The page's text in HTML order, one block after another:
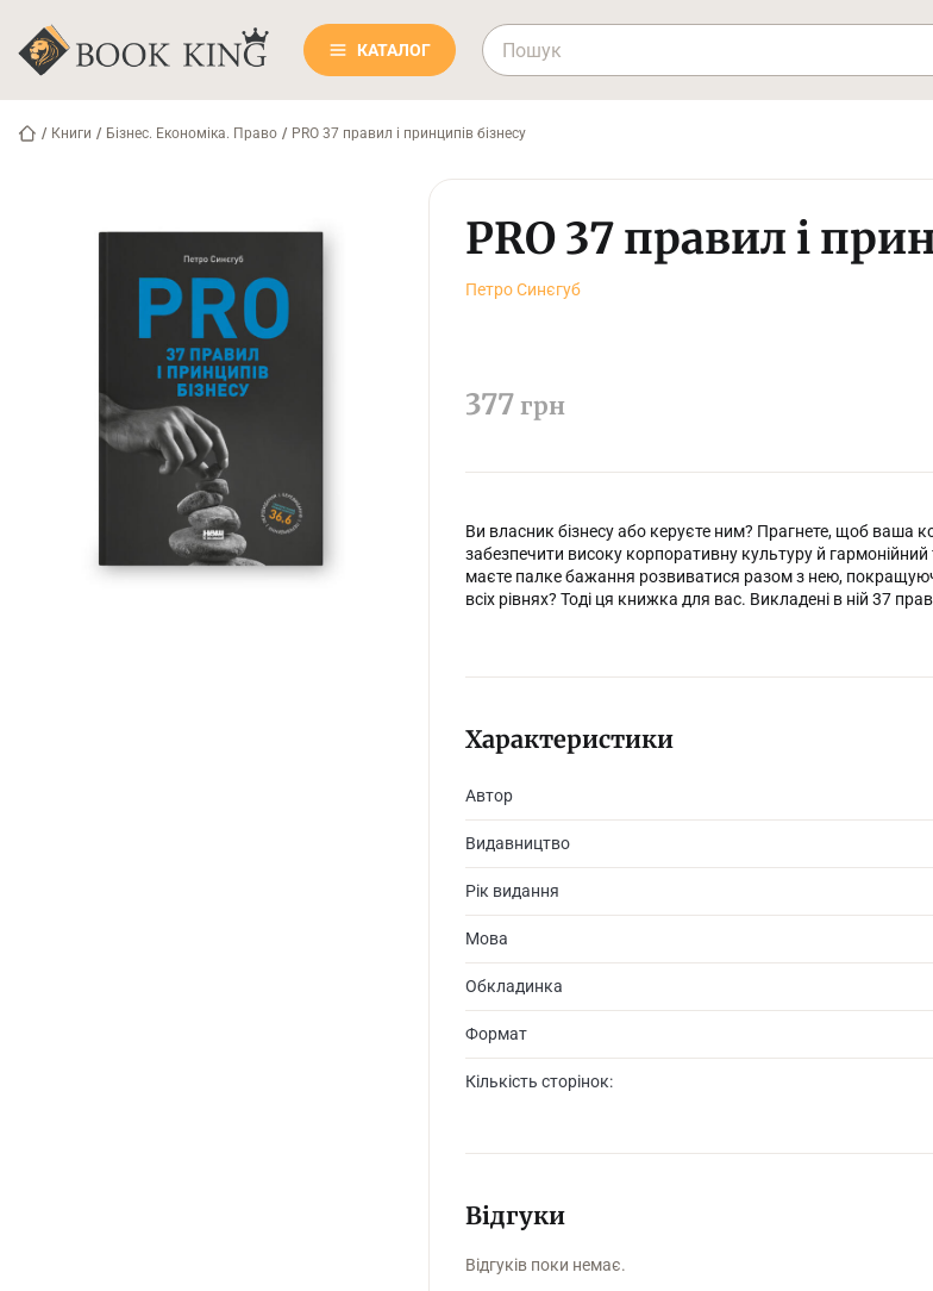
КАТАЛОГ
/ Книги / Бізнес. Економіка. Право / PRO 37 правил і принципів бізнесу
PRO 37 правил і
Петро Синєгуб
377 грн
Ви власник бізнесу або керуєте ним? Прагнете, щоб ваша
забезпечити високу корпоративну культуру й
маєте палке бажання розвиватися разом з нею,
всіх рівнях? Тоді ця книжка для вас. Викладені в ній 37
Характеристики
Автор
Видавництво
Рік видання
Мова
Обкладинка
Формат
Кількість сторінок:
Відгуки
Відгуків поки немає.